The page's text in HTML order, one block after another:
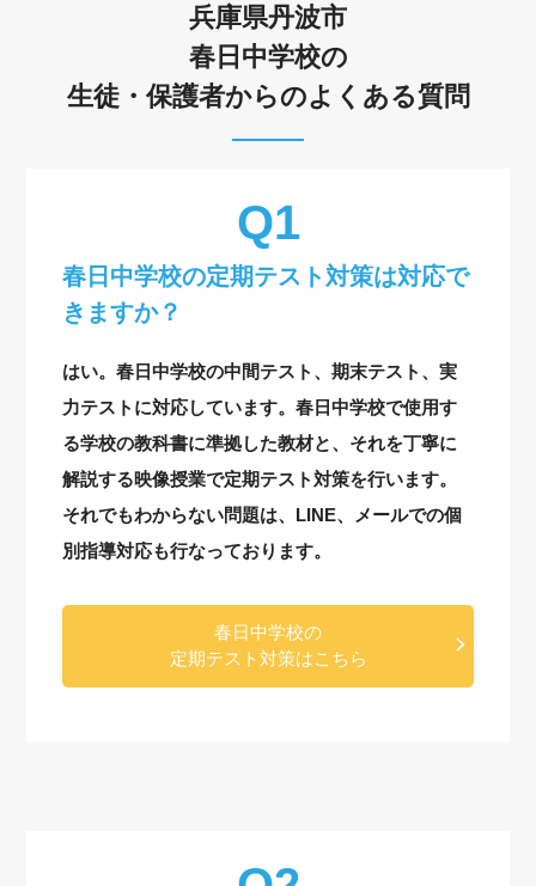
兵庫県丹波市
春日中学校の
生徒・保護者からのよくある質問
春日中学校の定期テスト対策は対応で
きますか？
はい。春日中学校の中間テスト、期末テスト、実
力テストに対応しています。春日中学校で使用す
る学校の教科書に準拠した教材と、それを丁寧に
解説する映像授業で定期テスト対策を行います。
それでもわからない問題は、LINE、メールでの個
別指導対応も行なっております。
春日中学校の
定期テスト対策はこちら